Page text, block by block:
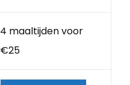
4 maaltijden voor
€25